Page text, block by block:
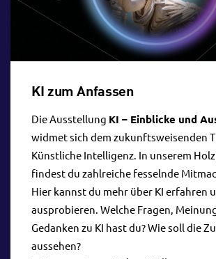
KI zum Anfassen
Die Ausstellung KI – Einblicke und
widmet sich dem zukunftsweisenden
Künstliche Intelligenz. In unserem
findest du zahlreiche fesselnde
Hier kannst du mehr über KI erfahren
ausprobieren. Welche Fragen,
Gedanken zu KI hast du? Wie soll die
aussehen?